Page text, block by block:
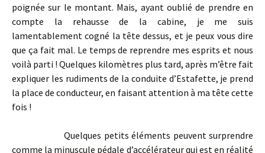
poignée sur le montant. Mais, ayant oublié de prendre en
compte la rehausse de la cabine, je me suis
lamentablement cogné la tête dessus, et je peux vous dire
que ça fait mal. Le temps de reprendre mes esprits et nous
voilà parti ! Quelques kilomètres plus tard, après m’être fait
expliquer les rudiments de la conduite d’Estafette, je prend
la place de conducteur, en faisant attention à ma tête cette
fois !
Quelques petits éléments peuvent surprendre
comme la minuscule pédale d’accélérateur qui est en réalité